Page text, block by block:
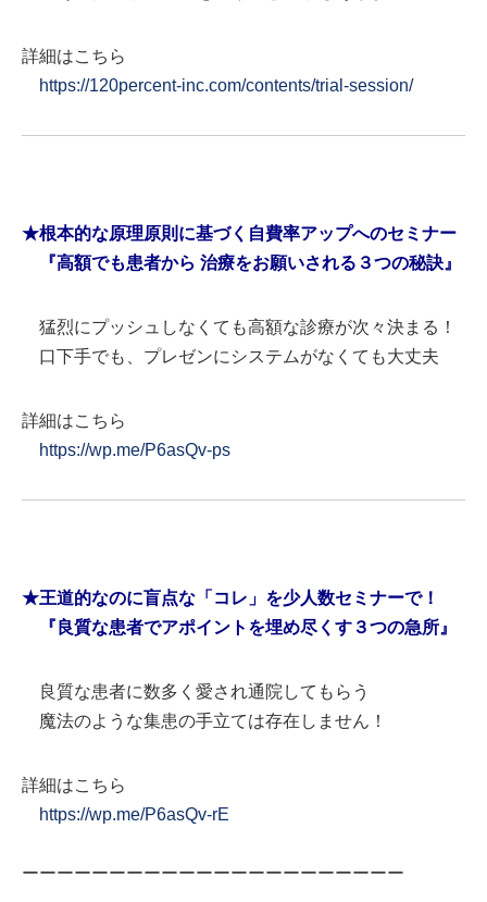
詳細はこちら
https://120percent-inc.com/contents/trial-session/
★根本的な原理原則に基づく自費率アップへのセミナー
『高額でも患者から 治療をお願いされる３つの秘訣』
猛烈にプッシュしなくても高額な診療が次々決まる！
口下手でも、プレゼンにシステムがなくても大丈夫
詳細はこちら
https://wp.me/P6asQv-ps
★王道的なのに盲点な「コレ」を少人数セミナーで！
『良質な患者でアポイントを埋め尽くす３つの急所』
良質な患者に数多く愛され通院してもらう
魔法のような集患の手立ては存在しません！
詳細はこちら
https://wp.me/P6asQv-rE
ーーーーーーーーーーーーーーーーーーーーーー